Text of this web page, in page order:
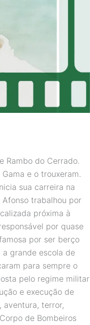
Rambo do Cerrado.
e o trouxeram.
sua carreira na
trabalhou por
próxima à
por quase
por ser berço
grande escola de
para sempre o
pelo regime militar
e execução de
aventura, terror,
de Bombeiros